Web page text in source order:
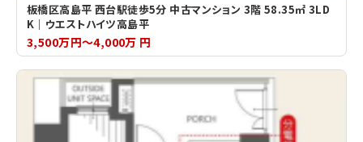
板橋区高島平 西台駅徒歩5分 中古マンション 3階 58.35㎡ 3LD
K｜ウエストハイツ高島平
3,500万円～4,000万 円